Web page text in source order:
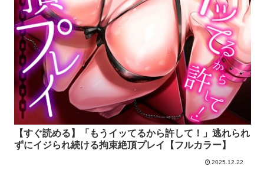
【すぐ読める】「もうイッてるから許して！」逃れられ
ずにイジられ続ける拘束絶頂プレイ【フルカラー】
2025.12.22